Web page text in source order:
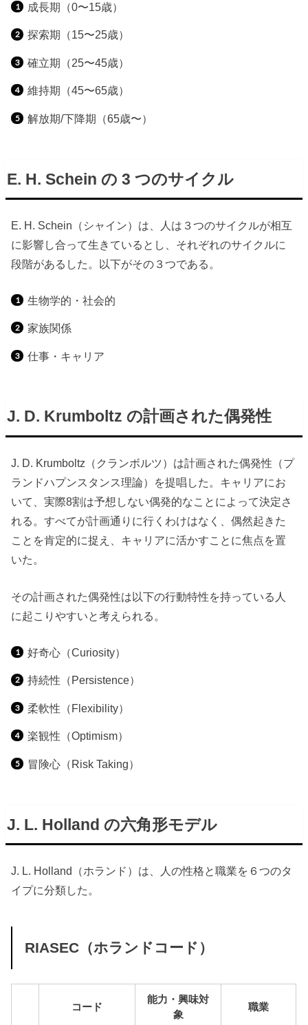
成長期（0〜15歳）
探索期（15〜25歳）
確立期（25〜45歳）
維持期（45〜65歳）
解放期/下降期（65歳〜）
E. H. Schein の 3 つのサイクル
E. H. Schein（シャイン）は、人は３つのサイクルが相互
に影響し合って生きているとし、それぞれのサイクルに
段階があるした。以下がその３つである。
生物学的・社会的
家族関係
仕事・キャリア
J. D. Krumboltz の計画された偶発性
J. D. Krumboltz（クランボルツ）は計画された偶発性（プ
ランドハプンスタンス理論）を提唱した。キャリアにお
いて、実際8割は予想しない偶発的なことによって決定さ
れる。すべてが計画通りに行くわけはなく、偶然起きた
ことを肯定的に捉え、キャリアに活かすことに焦点を置
いた。
その計画された偶発性は以下の行動特性を持っている人
に起こりやすいと考えられる。
好奇心（Curiosity）
持続性（Persistence）
柔軟性（Flexibility）
楽観性（Optimism）
冒険心（Risk Taking）
J. L. Holland の六角形モデル
J. L. Holland（ホランド）は、人の性格と職業を６つのタ
イプに分類した。
RIASEC（ホランドコード）
コード
能力・興味対
象
職業